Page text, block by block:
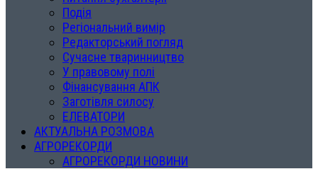
Подія
Регіональний вимір
Редакторський погляд
Сучасне тваринництво
У правовому полі
Фінансування АПК
Заготівля силосу
ЕЛЕВАТОРИ
АКТУАЛЬНА РОЗМОВА
АГРОРЕКОРДИ
АГРОРЕКОРДИ НОВИНИ